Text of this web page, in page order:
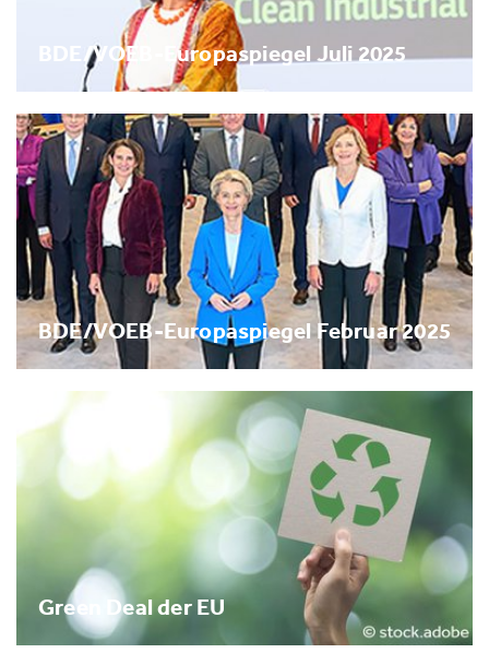
BDE/VOEB-Europaspiegel Juli 2025
BDE/VOEB-Europaspiegel Februar 2025
Green Deal der EU